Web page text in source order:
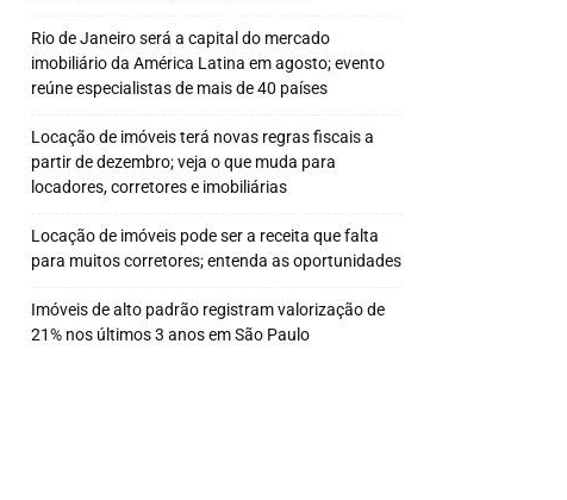
Rio de Janeiro será a capital do mercado
imobiliário da América Latina em agosto; evento
reúne especialistas de mais de 40 países
Locação de imóveis terá novas regras fiscais a
partir de dezembro; veja o que muda para
locadores, corretores e imobiliárias
Locação de imóveis pode ser a receita que falta
para muitos corretores; entenda as oportunidades
Imóveis de alto padrão registram valorização de
21% nos últimos 3 anos em São Paulo